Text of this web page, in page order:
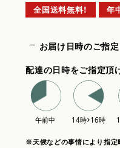
全国送料無料！ 年
お届け日時のご指
配達の日時をご指定頂
※天候などの事情により指定